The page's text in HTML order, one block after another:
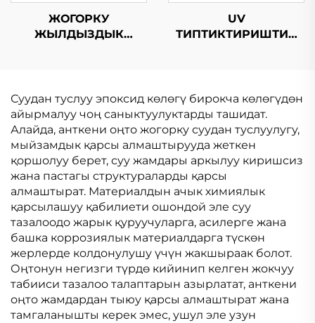
ЖОГОРКУ
ЖЫЛДЫЗДЫК
UV
ТИПТИКТИРИШТИК
ЧЕКТИРУУ
МЕМБРАНАСЫ
Суудан туслуу эпоксид көлөгү бирокча көлөгүдөн
айырмалуу чоң саныктуулуктарды ташидат.
Алайда, анткени оңто жогорку суудан туслуулугу,
мыйзамдык қарсы алмаштырууда жеткен
қоршолуу берет, суу жамдары аркылуу киришсиз
жана пастагы структураларды қарсы
алмаштырат. Материалдын ачык химиялык
қарсылашуу қабилиети ошондой эле суу
тазалоодо жарык қуруучуларга, асилерге жана
башка коррозиялык материалдарга түскөн
жерлерде колдонулушу үчүн жакшыраак болот.
Оңтонун негизги түрдө кийинип келген жокчуу
табииси тазалоо талаптарын азырлатат, анткени
оңто жамдардан тыюу қарсы алмаштырат жана
тамгаланышты керек эмес, ушул эле узун